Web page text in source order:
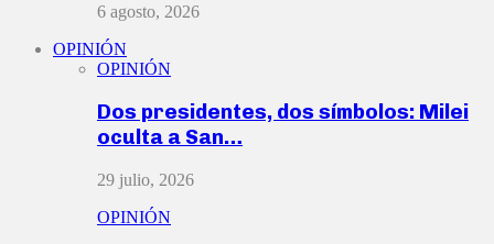
6 agosto, 2026
OPINIÓN
OPINIÓN
Dos presidentes, dos símbolos: Milei
oculta a San…
29 julio, 2026
OPINIÓN